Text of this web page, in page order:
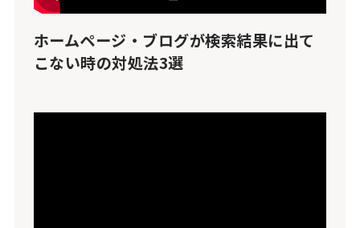
ホームページ・ブログが検索結果に出て
こない時の対処法3選